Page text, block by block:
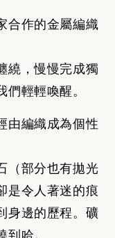
合作的金屬編織
繞，慢慢完成獨
輕輕喚醒。
由編織成為個性
（部分也有拋光
是令人著迷的痕
身邊的歷程。礦